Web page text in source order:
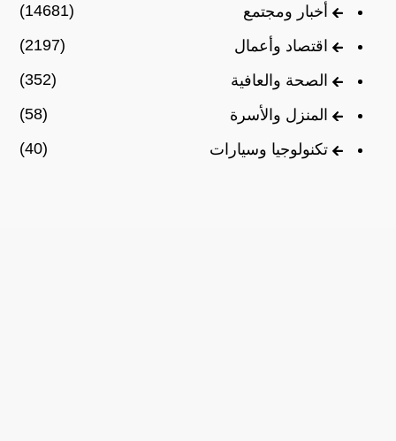
أخبار ومجتمع
(14681)
اقتصاد وأعمال
(2197)
الصحة والعافية
(352)
المنزل والأسرة
(58)
تكنولوجيا وسيارات
(40)